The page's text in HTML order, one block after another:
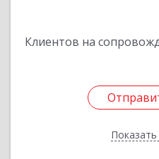
Клиентов на